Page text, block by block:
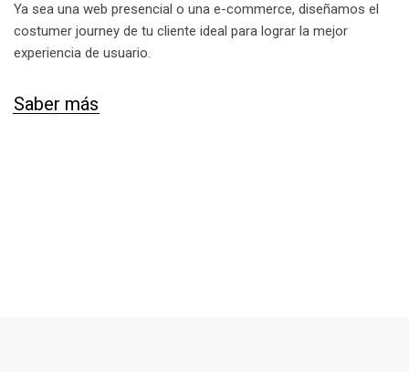
Ya sea una web presencial o una e-commerce, diseñamos el
costumer journey de tu cliente ideal para lograr la mejor
experiencia de usuario.
Saber más